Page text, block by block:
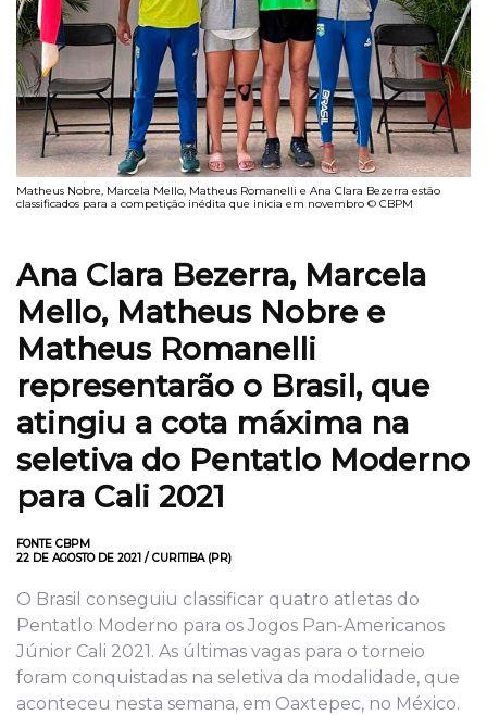
Matheus Nobre, Marcela Mello, Matheus Romanelli e Ana Clara Bezerra estão
classificados para a competição inédita que inicia em novembro © CBPM
Ana Clara Bezerra, Marcela
Mello, Matheus Nobre e
Matheus Romanelli
representarão o Brasil, que
atingiu a cota máxima na
seletiva do Pentatlo Moderno
para Cali 2021
FONTE CBPM
22 DE AGOSTO DE 2021 / CURITIBA (PR)
O Brasil conseguiu classificar quatro atletas do
Pentatlo Moderno para os Jogos Pan-Americanos
Júnior Cali 2021. As últimas vagas para o torneio
foram conquistadas na seletiva da modalidade, que
aconteceu nesta semana, em Oaxtepec, no México.